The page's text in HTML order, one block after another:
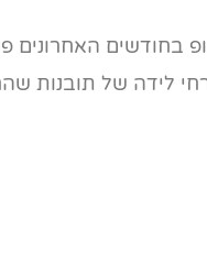
בחודשים
ירחי לידה של